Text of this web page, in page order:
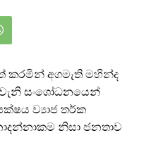
කරමින් අගමැති මහින්ද
සංශෝධනයෙන්
ව්‍යාජ තර්ක
නිසා ජනතාව